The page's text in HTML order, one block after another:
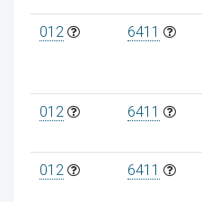
012 6411
012 6411
012 6411